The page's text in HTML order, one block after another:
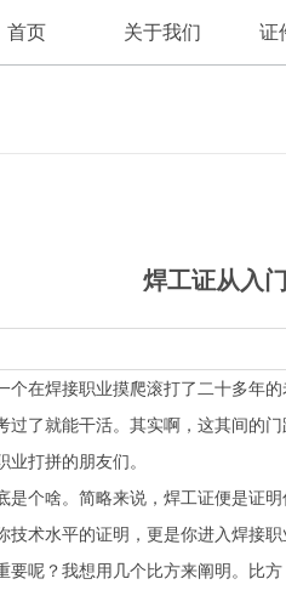
首页 关于我们 证
焊工证从入
个在焊接职业摸爬滚打了二十多年
过了就能干活。其实啊，这其间的
打拼的朋友们。
是个啥。简略来说，焊工证便是证
技术水平的证明，更是你进入焊接
要呢？我想用几个比方来阐明。比